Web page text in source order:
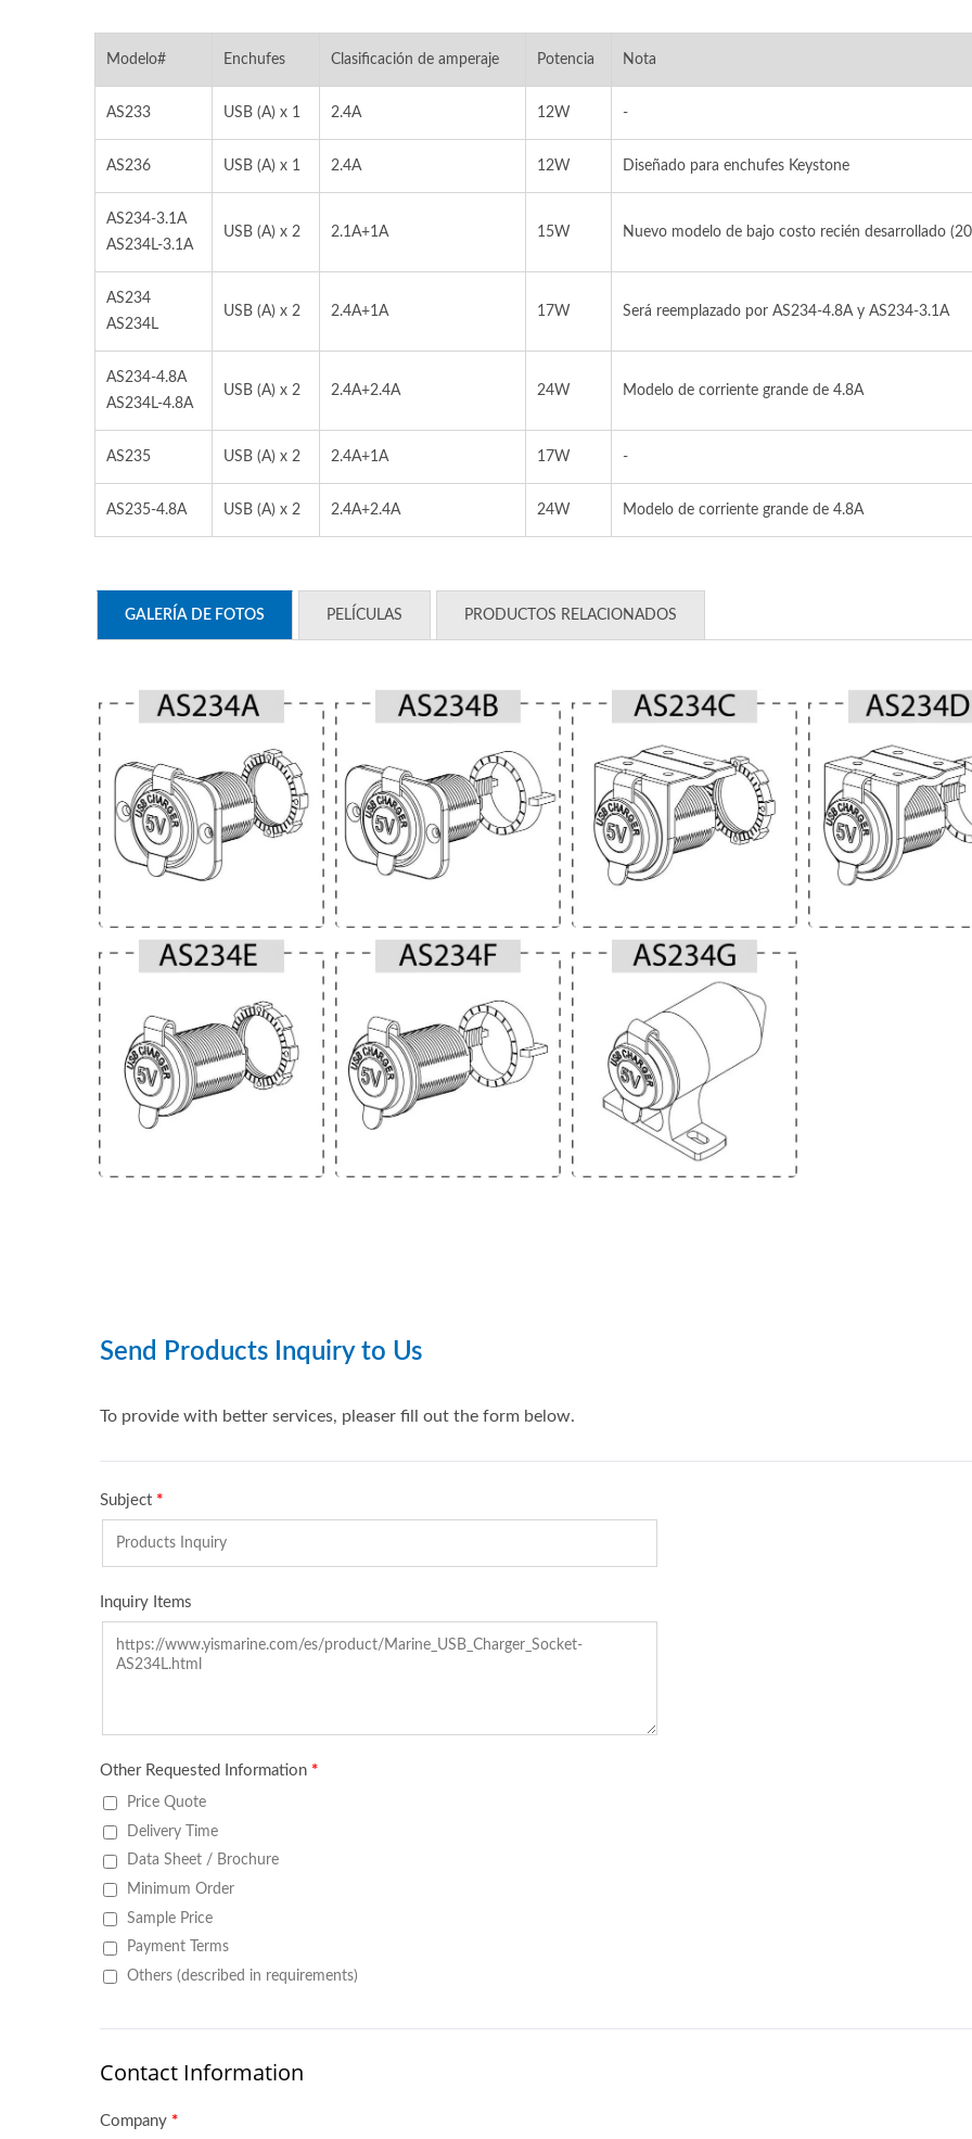
Modelo# Enchufes Clasificación de amperaje Potencia Nota
AS233 USB (A) x 1 2.4A 12W -
AS236 USB (A) x 1 2.4A 12W Diseñado para enchufes Keystone
AS234-3.1A
AS234L-3.1A
USB (A) x 2 2.1A+1A 15W Nuevo modelo de bajo costo recién desarrollado
AS234
AS234L
USB (A) x 2 2.4A+1A 17W Será reemplazado por AS234-4.8A y AS234-3.1A
AS234-4.8A
AS234L-4.8A
USB (A) x 2 2.4A+2.4A 24W Modelo de corriente grande de 4.8A
AS235 USB (A) x 2 2.4A+1A 17W -
AS235-4.8A USB (A) x 2 2.4A+2.4A 24W Modelo de corriente grande de 4.8A
GALERÍA DE FOTOS PELÍCULAS PRODUCTOS RELACIONADOS
Series De Interruptores De
Series De Enchufes De Carga
Series De